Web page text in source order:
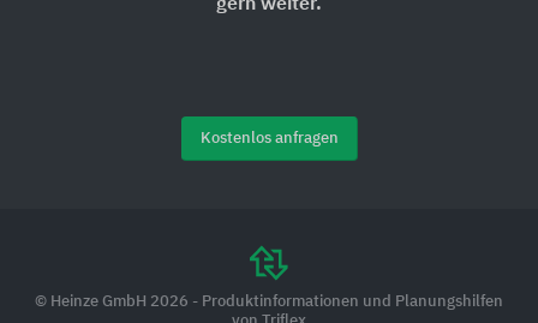
gern weiter.
Kostenlos anfragen
© Heinze GmbH 2026 - Produktinformationen und Planungshilfen